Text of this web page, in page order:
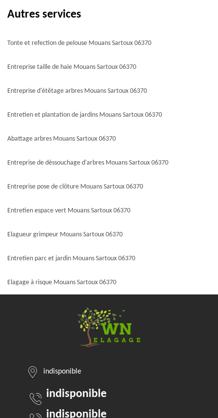
Autres services
Tonte et refection de pelouse Mouans Sartoux 06370
Entreprise taille de haie Mouans Sartoux 06370
Entreprise d'étêtage arbres Mouans Sartoux 06370
Entretien et plantation de jardins Mouans Sartoux 06370
Abattage arbres Mouans Sartoux 06370
Entreprise de déssouchage d'arbres Mouans Sartoux 06370
Entreprise pose de clôture Mouans Sartoux 06370
Entretien espace vert Mouans Sartoux 06370
Elagueur grimpeur Mouans Sartoux 06370
Entretien parc et jardin Mouans Sartoux 06370
Elagage à risque Mouans Sartoux 06370
indisponible
indisponible
indisponible